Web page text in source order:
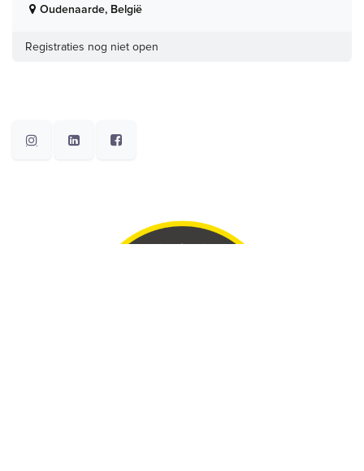
Oudenaarde, België
Registraties nog niet open